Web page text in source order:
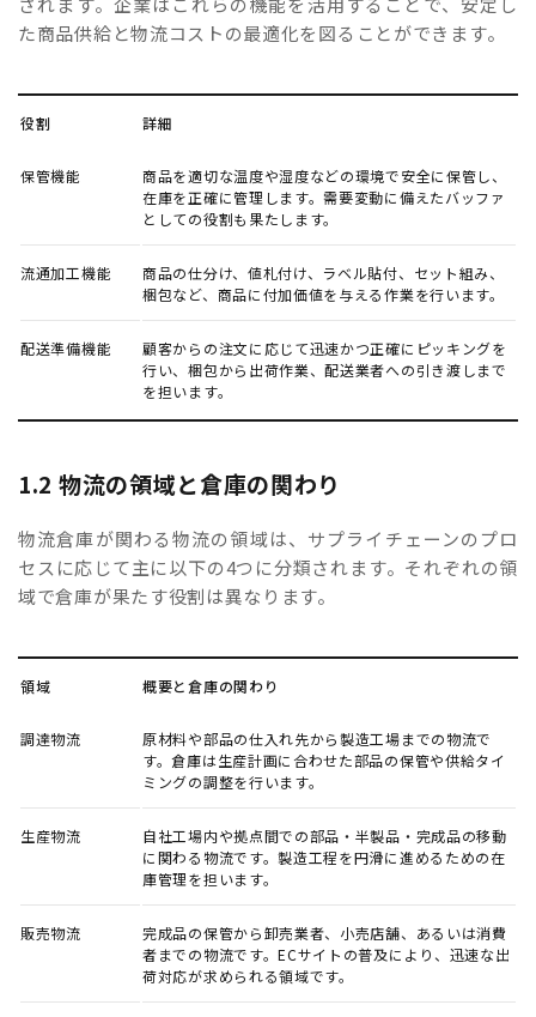
た商品供給と物流コストの最適化を図ることができます。
役割 詳細
保管機能
商品を適切な温度や湿度などの環境で安全に保管し、
在庫を正確に管理します。需要変動に備えたバッファ
としての役割も果たします。
流通加工機能
商品の仕分け、値札付け、ラベル貼付、セット組み、
梱包など、商品に付加価値を与える作業を行います。
配送準備機能
顧客からの注文に応じて迅速かつ正確にピッキングを
行い、梱包から出荷作業、配送業者への引き渡しまで
を担います。
1.2 物流の領域と倉庫の関わり
物流倉庫が関わる物流の領域は、サプライチェーンのプロ
セスに応じて主に以下の4つに分類されます。それぞれの領
域で倉庫が果たす役割は異なります。
領域 概要と倉庫の関わり
調達物流
原材料や部品の仕入れ先から製造工場までの物流で
す。倉庫は生産計画に合わせた部品の保管や供給タイ
ミングの調整を行います。
生産物流
自社工場内や拠点間での部品・半製品・完成品の移動
に関わる物流です。製造工程を円滑に進めるための在
庫管理を担います。
販売物流
完成品の保管から卸売業者、小売店舗、あるいは消費
者までの物流です。ECサイトの普及により、迅速な出
荷対応が求められる領域です。